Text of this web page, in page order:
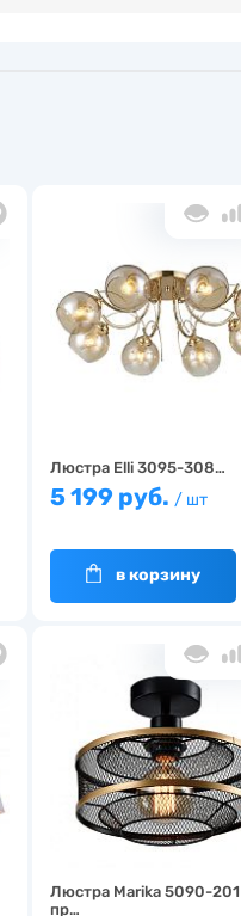
Люстра Elli 3095-308…
5 199 руб. / шт
в корзину
Люстра Marika 5090-
пр…